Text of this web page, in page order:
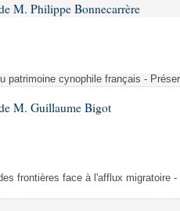
M. Philippe Bonnecarrère
patrimoine cynophile français -
M. Guillaume Bigot
frontières face à l'afflux migratoire